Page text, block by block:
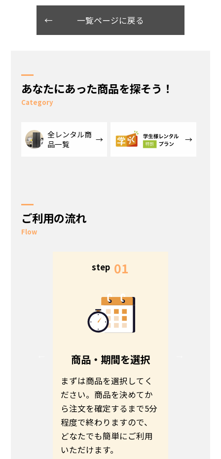
一覧ページに戻る
あなたにあった商品を探そう！
Category
全レンタル商
品一覧
ご利用の流れ
Flow
step 01
商品・期間を選択
まずは商品を選択してく
ださい。商品を決めてか
ら注文を確定するまで5分
程度で終わりますので、
どなたでも簡単にご利用
いただけます。